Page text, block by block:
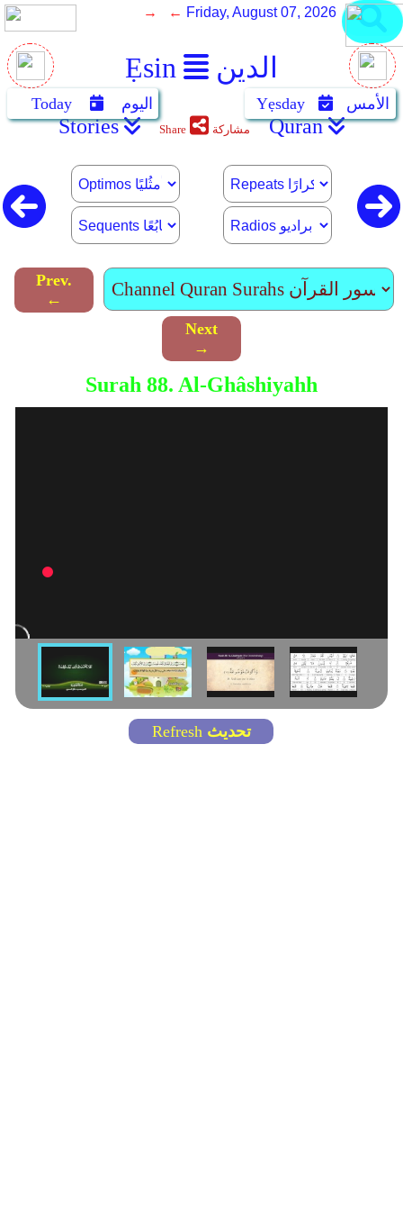
Ẹsin الدين
→ ← Friday, August 07, 2026
Today اليوم Yẹsday الأمس
Stories Share مشاركة Quran
Prev.
←
Next
→
Surah 88. Al-Ghâshiyahh
Refresh تحديث